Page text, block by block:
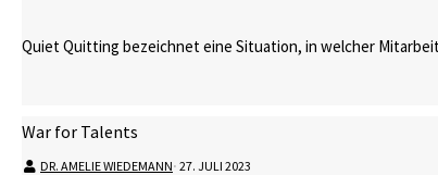
Quiet Quitting bezeichnet eine Situation, in welcher
War for Talents
DR. AMELIE WIEDEMANN⋅ 27. JULI 2023